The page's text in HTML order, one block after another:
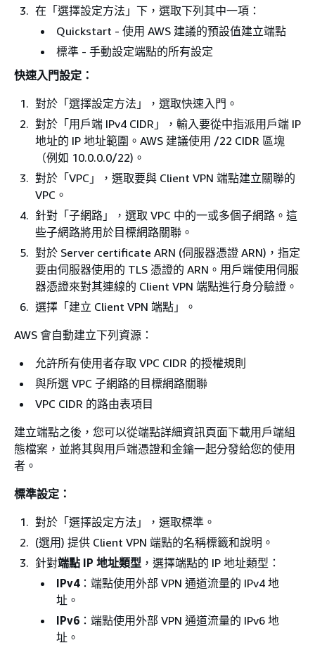
在「選擇設定方法」下，選取下列其中一項：
Quickstart - 使用 AWS 建議的預設值建立端點
標準 - 手動設定端點的所有設定
快速入門設定：
對於「選擇設定方法」，選取快速入門。
對於「用戶端 IPv4 CIDR」，輸入要從中指派用戶端 IP
地址的 IP 地址範圍。AWS 建議使用 /22 CIDR 區塊
（例如 10.0.0.0/22)。
對於「VPC」，選取要與 Client VPN 端點建立關聯的
VPC。
針對「子網路」，選取 VPC 中的一或多個子網路。這
些子網路將用於目標網路關聯。
對於 Server certificate ARN (伺服器憑證 ARN)，指定
要由伺服器使用的 TLS 憑證的 ARN。用戶端使用伺服
器憑證來對其連線的 Client VPN 端點進行身分驗證。
選擇「建立 Client VPN 端點」。
AWS 會自動建立下列資源：
允許所有使用者存取 VPC CIDR 的授權規則
與所選 VPC 子網路的目標網路關聯
VPC CIDR 的路由表項目
建立端點之後，您可以從端點詳細資訊頁面下載用戶端組
態檔案，並將其與用戶端憑證和金鑰一起分發給您的使用
者。
標準設定：
對於「選擇設定方法」，選取標準。
(選用) 提供 Client VPN 端點的名稱標籤和說明。
針對端點 IP 地址類型 ，選擇端點的 IP 地址類型：
IPv4：端點使用外部 VPN 通道流量的 IPv4 地
址。
IPv6 ：端點使用外部 VPN 通道流量的 IPv6 地
址。